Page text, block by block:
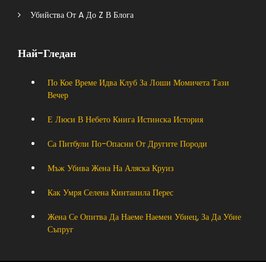
Убийства От A До Z В Блога
Най-Гледан
По Кое Време Идва Клуб За Лоши Момичета Тази
Вечер
Е Люси В Небето Книга Истинска История
Са Питбули По-Опасни От Другите Породи
Мъж Убива Жена На Аляска Круиз
Как Умря Селена Кинтанила Перес
Жена Се Опитва Да Наеме Наемен Убиец, За Да Убие
Съпруг